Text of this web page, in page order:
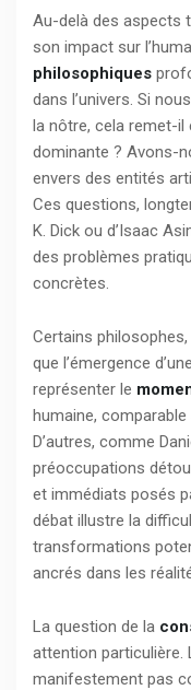
Au-delà des aspects
son impact sur
philosophiques
dans l’univers. Si
la nôtre, cela remet-il
dominante ? Avons-
envers des entités
Ces questions,
K. Dick ou d’Isaac
des problèmes
concrètes.
Certains
que l’émergence
représenter le
humaine, comparable
D’autres, comme
préoccupations
et immédiats posés
débat illustre la
transformations
ancrés dans les
La question de la
attention
manifestement pas